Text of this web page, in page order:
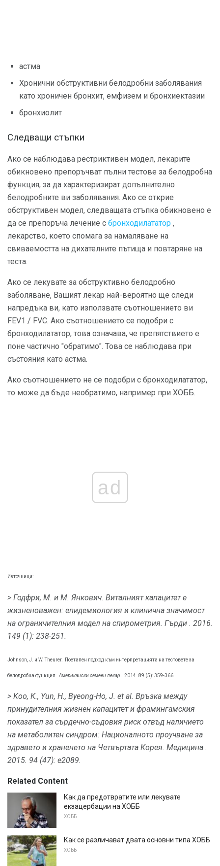
астма
Хронични обструктивни белодробни заболявания
като хроничен бронхит, емфизем и бронхиектазии
бронхиолит
Следващи стъпки
Ако се наблюдава рестриктивен модел, лекарите
обикновено препоръчват пълни тестове за белодробна
функция, за да характеризират допълнително
белодробните ви заболявания. Ако се открие
обструктивен модел, следващата стъпка обикновено е
да се препоръча лечение с бронходилататор ,
лекарство, което спомага за намаляване на
свиваемостта на дихателните пътища и повтаряне на
теста.
Ако се лекувате за обструктивно белодробно
заболяване, Вашият лекар най-вероятно ще следи
напредъка ви, като използвате съотношението ви
FEV1 / FVC. Ако съотношението се подобри с
бронходилататор, това означава, че препятствието е
поне частично "обратимо". Това се наблюдава при
състояния като астма.
Ако съотношението не се подобри с бронходилататор,
то може да бъде необратимо, например при ХОББ.
ad
Източници:
> Годфри, М. и М. Янкович. Виталният капацитет е
жизненоважен: епидемиология и клинична значимост
на ограничителния модел на спирометрия. Гърди . 2016.
149 (1): 238-251.
Johnson, J. и W. Theurer. Поетапен подход към интерпретацията на тестовете за
белодробна функция. Американски семеен лекар 2014. 89 (5): 359-366.
> Koo, К., Yun, Н., Byeong-Ho, J. et al. Връзка между
принудителния жизнен капацитет и фрамингамския
показател за сърдечно-съдовия риск отвъд наличието
на метаболитен синдром: Националното проучване за
здравето и храненето на Четвъртата Корея. Медицина .
2015. 94 (47): e2089.
Related Content
Как да предотвратите или лекувате
екзацербации на ХОББ
ХОББ
Как се различават двата основни типа ХОББ
ХОББ